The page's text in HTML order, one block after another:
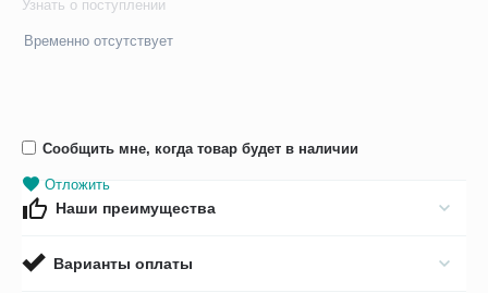
Узнать о поступлении
Временно отсутствует
Сообщить мне, когда товар будет в наличии
Отложить
Наши преимущества
Варианты оплаты